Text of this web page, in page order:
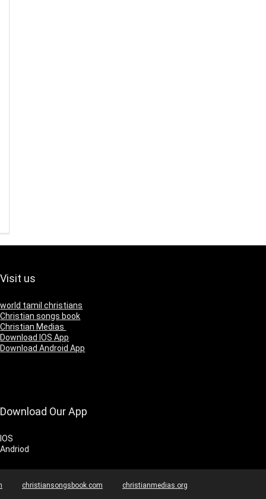
Visit us
world tamil christians
Christian songs book
Christian Medias
Download IOS App
Download Android App
Download Our App
IOS
Andriod
christiansongsbook.com christianmedias.org